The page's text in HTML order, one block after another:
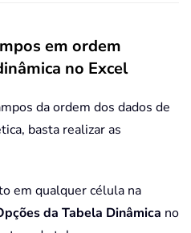
em ordem
no Excel
da ordem dos dados de
basta realizar as
em qualquer célula na
da Tabela Dinâmica no